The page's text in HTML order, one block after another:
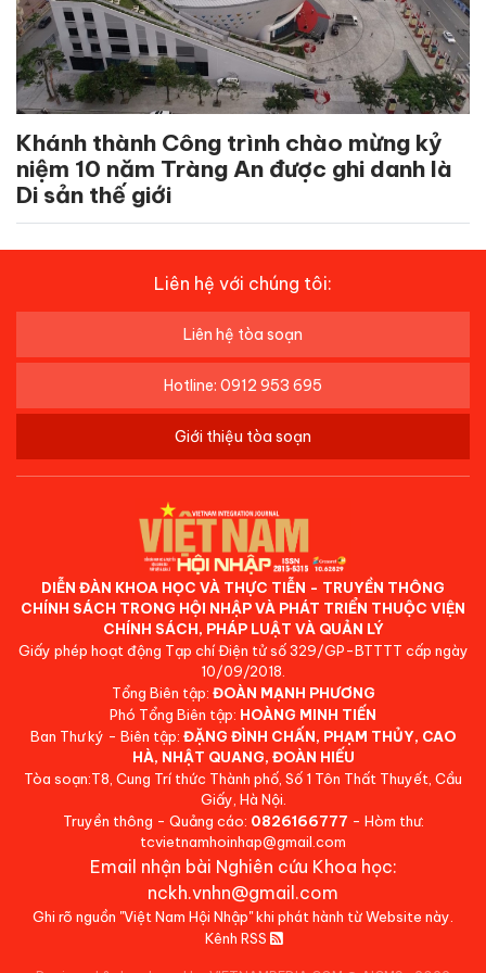
Khánh thành Công trình chào mừng kỷ
niệm 10 năm Tràng An được ghi danh là
Di sản thế giới
Liên hệ với chúng tôi:
Liên hệ tòa soạn
Hotline: 0912 953 695
Giới thiệu tòa soạn
DIỄN ĐÀN KHOA HỌC VÀ THỰC TIỄN - TRUYỀN THÔNG
CHÍNH SÁCH TRONG HỘI NHẬP VÀ PHÁT TRIỂN THUỘC VIỆN
CHÍNH SÁCH, PHÁP LUẬT VÀ QUẢN LÝ
Giấy phép hoạt động Tạp chí Điện tử số 329/GP-BTTTT cấp ngày
10/09/2018.
Tổng Biên tập: ĐOÀN MẠNH PHƯƠNG
Phó Tổng Biên tập: HOÀNG MINH TIẾN
Ban Thư ký - Biên tập: ĐẶNG ĐÌNH CHẤN, PHẠM THỦY, CAO
HÀ, NHẬT QUANG, ĐOÀN HIẾU
Tòa soạn:T8, Cung Trí thức Thành phố, Số 1 Tôn Thất Thuyết, Cầu
Giấy, Hà Nội.
Truyền thông - Quảng cáo: 0826166777 - Hòm thư:
tcvietnamhoinhap@gmail.com
Email nhận bài Nghiên cứu Khoa học:
nckh.vnhn@gmail.com
Ghi rõ nguồn "Việt Nam Hội Nhập" khi phát hành từ Website này.
Kênh RSS